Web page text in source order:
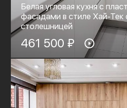
Белая угловая кухня с
фасадами в стиле Хай-Тек
столешницей
461 500 ₽